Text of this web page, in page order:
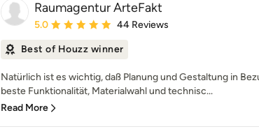
Raumagentur ArteFakt
Average rating: 5 out of 5 stars
5.0 44 Reviews
Best of Houzz winner
Natürlich ist es wichtig, daß Planung und Gestaltung in
beste Funktionalität, Materialwahl und technisc...
Read More